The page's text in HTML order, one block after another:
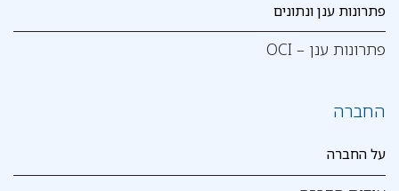
פתרונות ענן ונתונים
פתרונות ענן – OCI
החברה
על החברה